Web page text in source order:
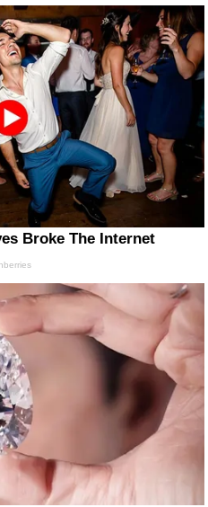
Broke The Internet